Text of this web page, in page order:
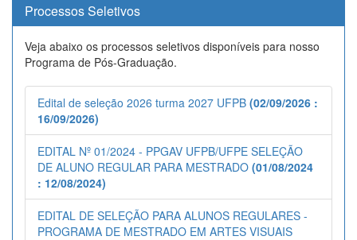
Processos Seletivos
Veja abaixo os processos seletivos disponíveis para nosso
Programa de Pós-Graduação.
Edital de seleção 2026 turma 2027 UFPB (02/09/2026 :
16/09/2026)
EDITAL Nº 01/2024 - PPGAV UFPB/UFPE SELEÇÃO
DE ALUNO REGULAR PARA MESTRADO (01/08/2024
: 12/08/2024)
EDITAL DE SELEÇÃO PARA ALUNOS REGULARES -
PROGRAMA DE MESTRADO EM ARTES VISUAIS